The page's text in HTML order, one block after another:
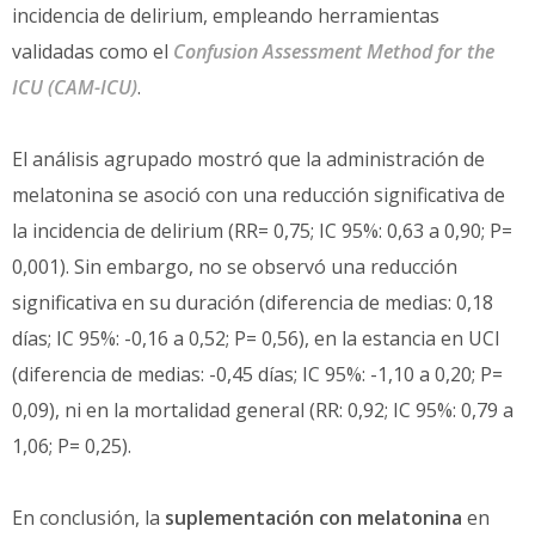
incidencia de delirium, empleando herramientas
validadas como el Confusion Assessment Method for the
ICU (CAM-ICU).
El análisis agrupado mostró que la administración de
melatonina se asoció con una reducción significativa de
la incidencia de delirium (RR= 0,75; IC 95%: 0,63 a 0,90; P=
0,001). Sin embargo, no se observó una reducción
significativa en su duración (diferencia de medias: 0,18
días; IC 95%: -0,16 a 0,52; P= 0,56), en la estancia en UCI
(diferencia de medias: -0,45 días; IC 95%: -1,10 a 0,20; P=
0,09), ni en la mortalidad general (RR: 0,92; IC 95%: 0,79 a
1,06; P= 0,25).
En conclusión, la suplementación con melatonina en